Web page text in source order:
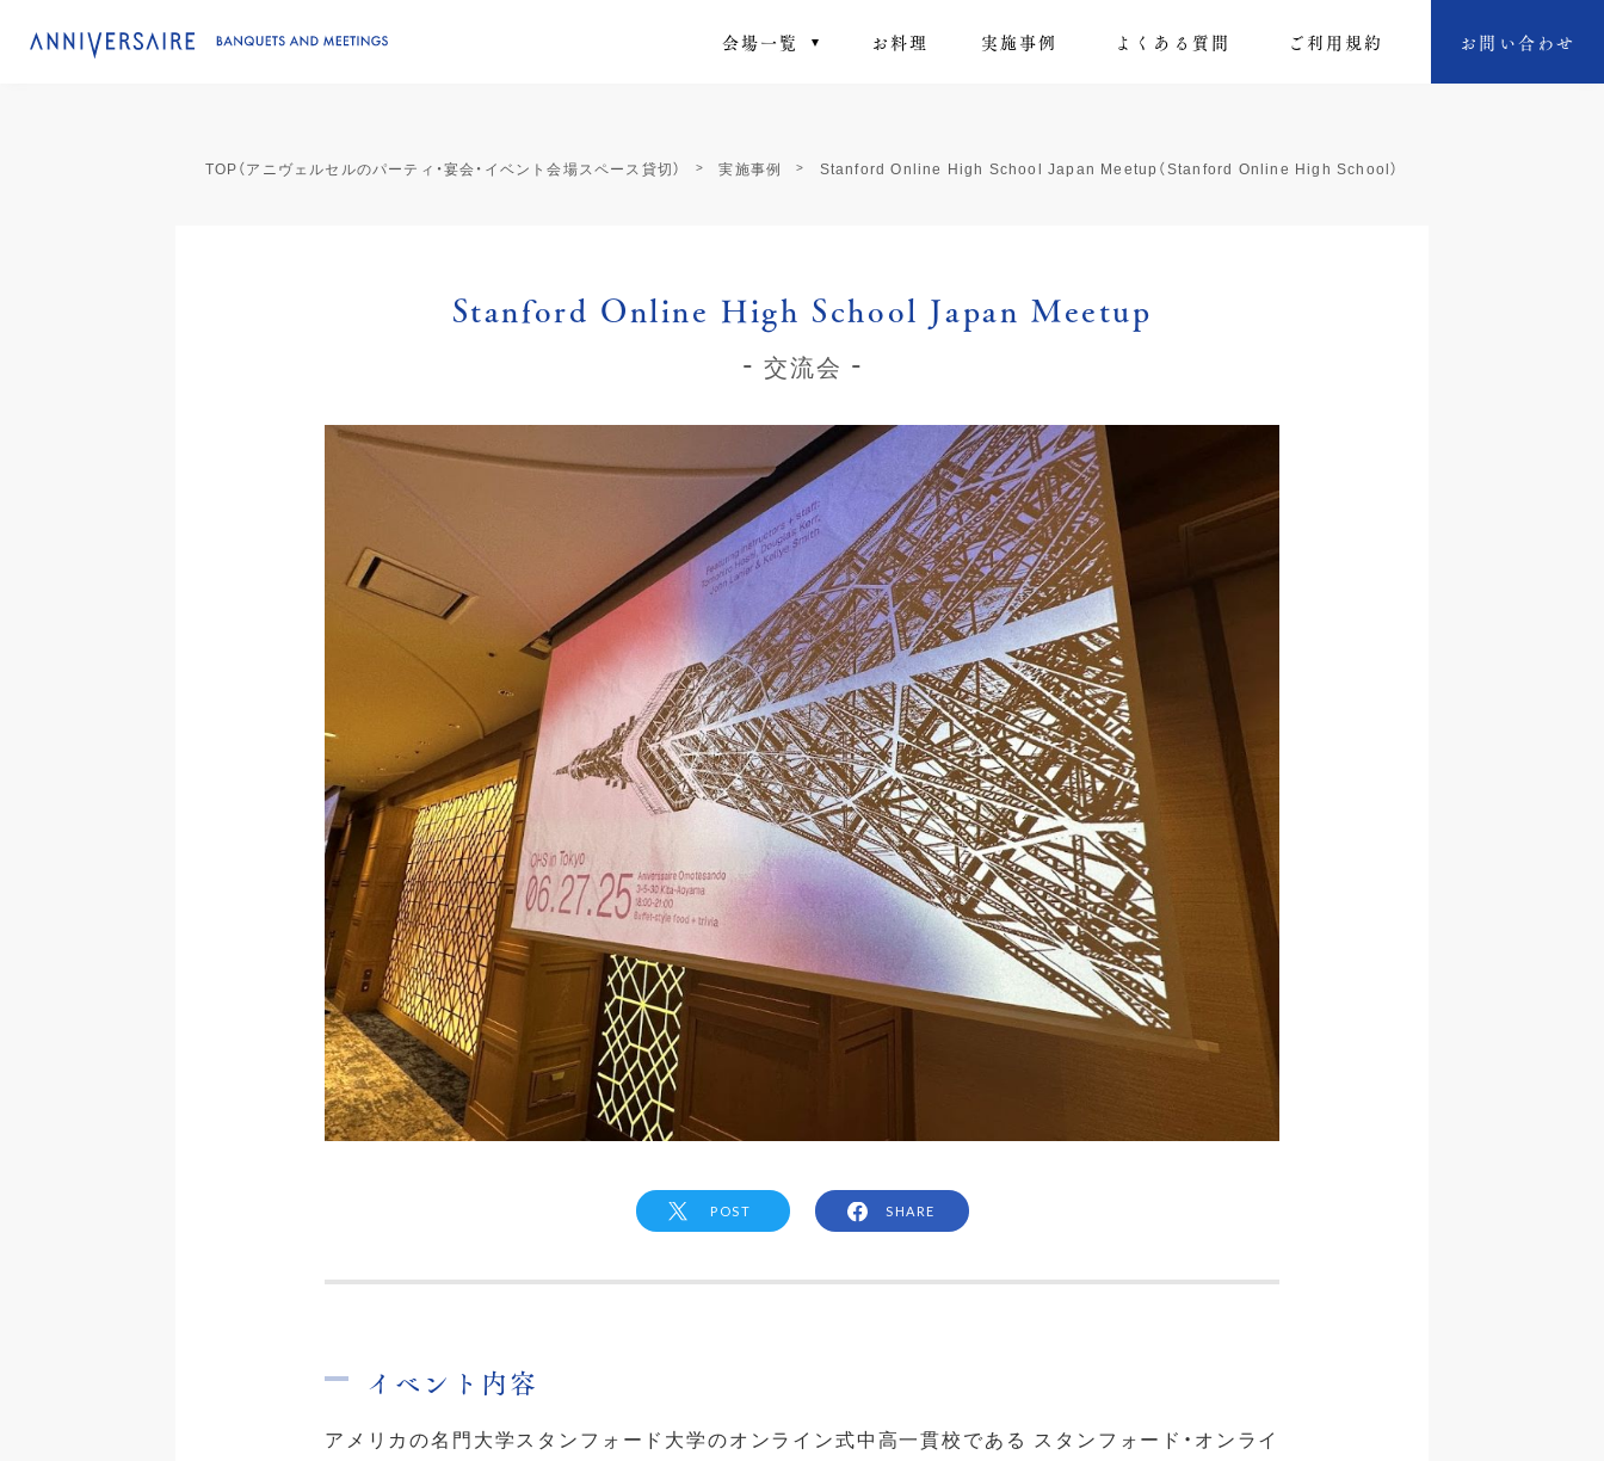
会場一覧 お料理 実施事例 よくある質問 ご利⽤規約 お問い合わせ
TOP（アニヴェルセルのパーティ・宴会・イベント会場スペース貸切） 実施事例 Stanford Online High School Japan Meetup（Stanford Online High School）
Stanford Online High School Japan Meetup
交流会
POST SHARE
イベント内容
アメリカの名門大学スタンフォード大学のオンライン式中高一貫校である スタンフォード・オンライ